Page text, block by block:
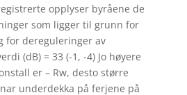
opplyser byråene de
som ligger til grunn for
for dereguleringer av
(dB) = 33 (-1, -4) Jo høyere
er – Rw, desto større
underdekka på ferjene på